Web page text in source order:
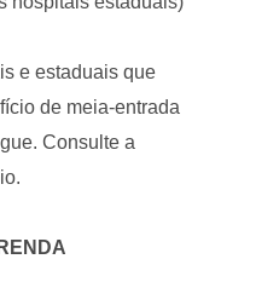
e estaduais que
de meia-entrada
Consulte a